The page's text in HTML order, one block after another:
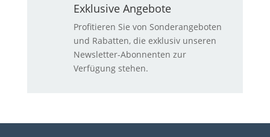
Exklusive Angebote
Profitieren Sie von Sonderangeboten
und Rabatten, die exklusiv unseren
Newsletter-Abonnenten zur
Verfügung stehen.